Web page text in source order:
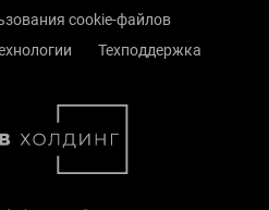
cookie-файлов
Техподдержка